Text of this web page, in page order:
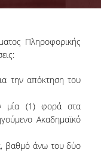
STAFF
Πληροφορικής
την απόκτηση του
μία (1) φορά στα
Ακαδημαϊκό
βαθμό άνω του δύο